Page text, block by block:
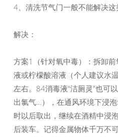
4、清洗节气门一般不能解决
解决：
方案1（针对氧中毒）：拆卸
液或柠檬酸溶液（个人建议水
左右。84消毒液“洁厕灵”也可
出氯气…），在通风环境下浸
时以后取出，继续在酒精中浸
后装车。记得金属物体千万不